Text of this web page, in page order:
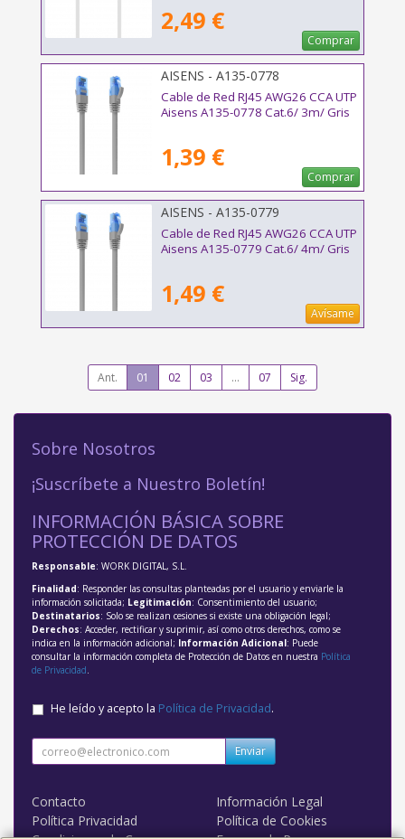
2,49 €
Comprar
AISENS - A135-0778
Cable de Red RJ45 AWG26 CCA UTP
Aisens A135-0778 Cat.6/ 3m/ Gris
1,39 €
Comprar
AISENS - A135-0779
Cable de Red RJ45 AWG26 CCA UTP
Aisens A135-0779 Cat.6/ 4m/ Gris
1,49 €
Avísame
Ant. 01 02 03 ... 07 Sig.
Sobre Nosotros
¡Suscríbete a Nuestro Boletín!
INFORMACIÓN BÁSICA SOBRE
PROTECCIÓN DE DATOS
Responsable: WORK DIGITAL, S.L.
Finalidad: Responder las consultas planteadas por el usuario y enviarle la
información solicitada; Legitimación: Consentimiento del usuario;
Destinatarios: Solo se realizan cesiones si existe una obligación legal;
Derechos: Acceder, rectificar y suprimir, así como otros derechos, como se
indica en la información adicional; Información Adicional: Puede
consultar la información completa de Protección de Datos en nuestra Política
de Privacidad.
He leído y acepto la Política de Privacidad.
Enviar
Contacto
Información Legal
Política Privacidad
Política de Cookies